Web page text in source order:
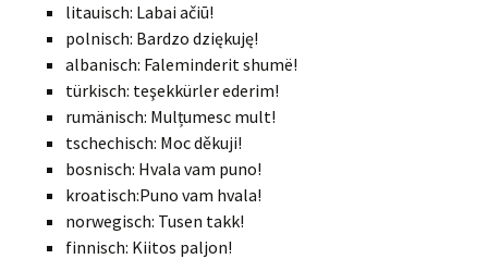
litauisch: Labai ačiū!
polnisch: Bardzo dziękuję!
albanisch: Faleminderit shumë!
türkisch: teşekkürler ederim!
rumänisch: Mulțumesc mult!
tschechisch: Moc děkuji!
bosnisch: Hvala vam puno!
kroatisch:Puno vam hvala!
norwegisch: Tusen takk!
finnisch: Kiitos paljon!